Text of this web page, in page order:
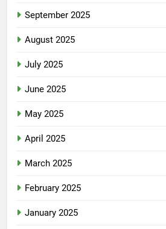
September 2025
August 2025
July 2025
June 2025
May 2025
April 2025
March 2025
February 2025
January 2025